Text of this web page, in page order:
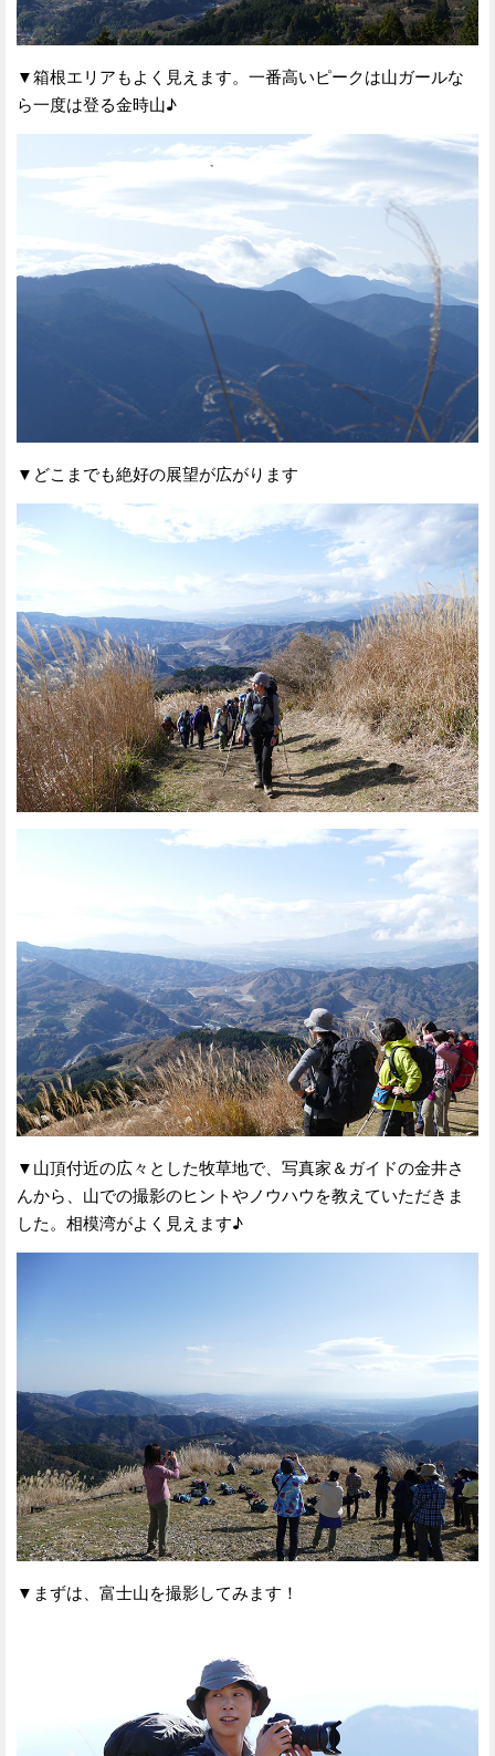
▼箱根エリアもよく見えます。一番高いピークは山ガールな
ら一度は登る金時山♪
▼どこまでも絶好の展望が広がります
▼山頂付近の広々とした牧草地で、写真家＆ガイドの金井さ
んから、山での撮影のヒントやノウハウを教えていただきま
した。相模湾がよく見えます♪
▼まずは、富士山を撮影してみます！